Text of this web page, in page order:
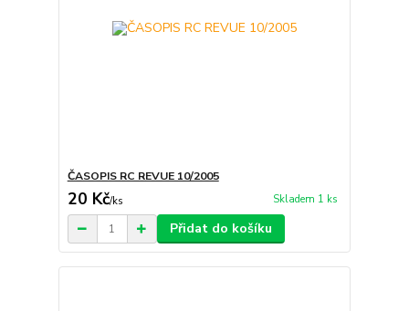
ČASOPIS RC REVUE 10/2005
20 Kč/ks Skladem 1 ks
Přidat do košíku